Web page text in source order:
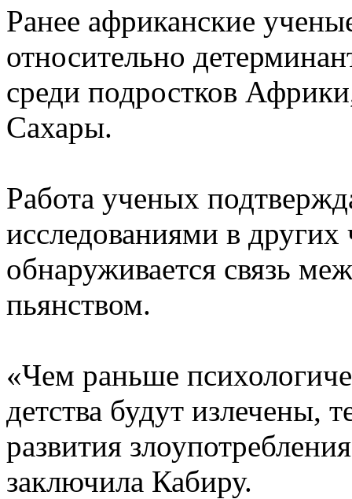
Ранее африканские
относительно
среди подростков
Сахары.
Работа ученых
исследованиями в других
обнаруживается связь
пьянством.
«Чем раньше
детства будут излечены,
развития
заключила Кабиру.